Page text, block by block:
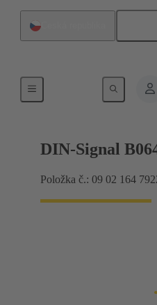
Připojení základní desky
DIN-Signal
Položka č.: 09 02 164